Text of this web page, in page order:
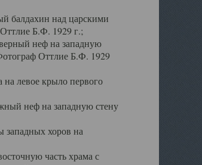
балдахин над царскими
Б.Ф. 1929 г.;
неф на западную
Оттлие Б.Ф. 1929
левое крыло первого
неф на западную стену
хоров на
часть храма с